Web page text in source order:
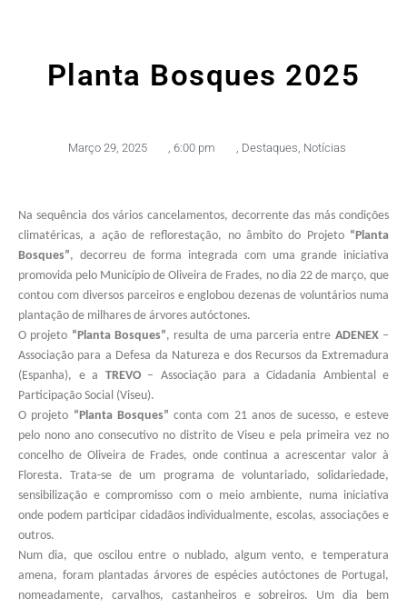
Planta Bosques 2025
Março 29, 2025 , 6:00 pm , Destaques, Notícias
Na sequência dos vários cancelamentos, decorrente das más condições
climatéricas, a ação de reflorestação, no âmbito do Projeto “Planta
Bosques”, decorreu de forma integrada com uma grande iniciativa
promovida pelo Município de Oliveira de Frades, no dia 22 de março, que
contou com diversos parceiros e englobou dezenas de voluntários numa
plantação de milhares de árvores autóctones.
O projeto “Planta Bosques”, resulta de uma parceria entre ADENEX–
Associação para a Defesa da Natureza e dos Recursos da Extremadura
(Espanha), e a TREVO– Associação para a Cidadania Ambiental e
Participação Social (Viseu).
O projeto “Planta Bosques” conta com 21 anos de sucesso, e esteve
pelo nono ano consecutivo no distrito de Viseu e pela primeira vez no
concelho de Oliveira de Frades, onde continua a acrescentar valor à
Floresta. Trata-se de um programa de voluntariado, solidariedade,
sensibilização e compromisso com o meio ambiente, numa iniciativa
onde podem participar cidadãos individualmente, escolas, associações e
outros.
Num dia, que oscilou entre o nublado, algum vento, e temperatura
amena, foram plantadas árvores de espécies autóctones de Portugal,
nomeadamente, carvalhos, castanheiros e sobreiros. Um dia bem